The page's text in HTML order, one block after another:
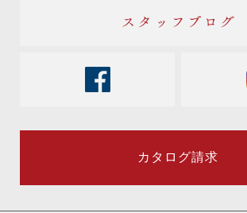
ス
カタログ請求